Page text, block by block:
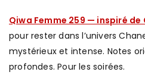
Qiwa Femme 259 — inspiré de
pour rester dans l’univers
mystérieux et intense. Notes
profondes. Pour les soirées.